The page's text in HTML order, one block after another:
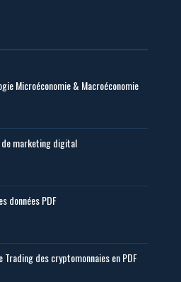
Microéconomie & Macroéconomie
marketing digital
données PDF
Trading des cryptomonnaies en PDF